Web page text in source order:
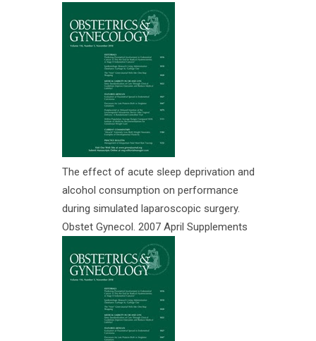
The effect of acute sleep deprivation and
alcohol consumption on performance
during simulated laparoscopic surgery.
Obstet Gynecol. 2007 April Supplements